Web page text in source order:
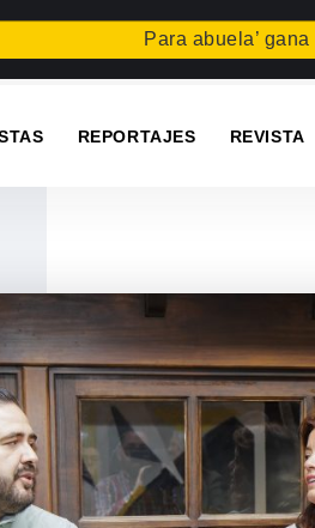
Para abuela’ gana el
REPORTAJES REVISTA